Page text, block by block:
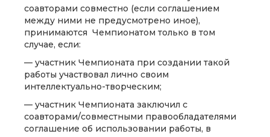
соавторами совместно (если соглашением
между ними не предусмотрено иное),
принимаются Чемпионатом только в том
случае, если:
— участник Чемпионата при создании такой
работы участвовал лично своим
интеллектуально-творческим;
— участник Чемпионата заключил с
соавторами/совместными правообладателями
соглашение об использовании работы, в